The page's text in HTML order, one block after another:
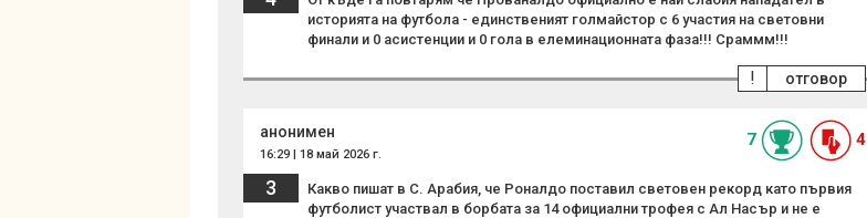
историята на футбола - единственият голмайстор с 6 участия на световни
финали и 0 асистенции и 0 гола в елеминационната фаза!!! Сраммм!!!
отговор
!
анонимен
16:29 | 18 май 2026 г.
7 4
3
Какво пишат в С. Арабия, че Роналдо поставил световен рекорд като първия
футболист участвал в борбата за 14 официални трофея с Ал Насър и не е